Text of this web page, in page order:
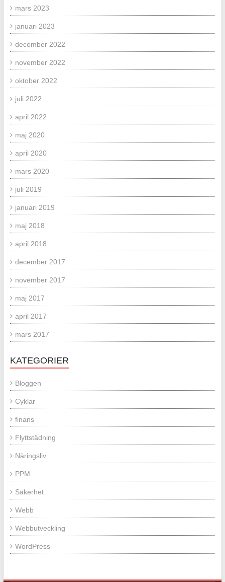
mars 2023
januari 2023
december 2022
november 2022
oktober 2022
juli 2022
april 2022
maj 2020
april 2020
mars 2020
juli 2019
januari 2019
maj 2018
april 2018
december 2017
november 2017
maj 2017
april 2017
mars 2017
KATEGORIER
Bloggen
Cyklar
finans
Flyttstädning
Näringsliv
PPM
Säkerhet
Webb
Webbutveckling
WordPress